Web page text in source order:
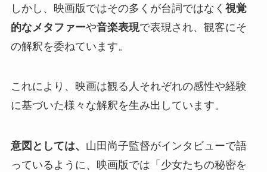
しかし、映画版ではその多くが台詞ではなく 視覚
的なメタファーや音楽表現で表現され、観客にそ
の解釈を委ねています。
これにより、映画は観る人それぞれの感性や経験
に基づいた様々な解釈を生み出しています。
意図としては、 山田尚子監督がインタビューで語
っているように、映画版では「少女たちの秘密を